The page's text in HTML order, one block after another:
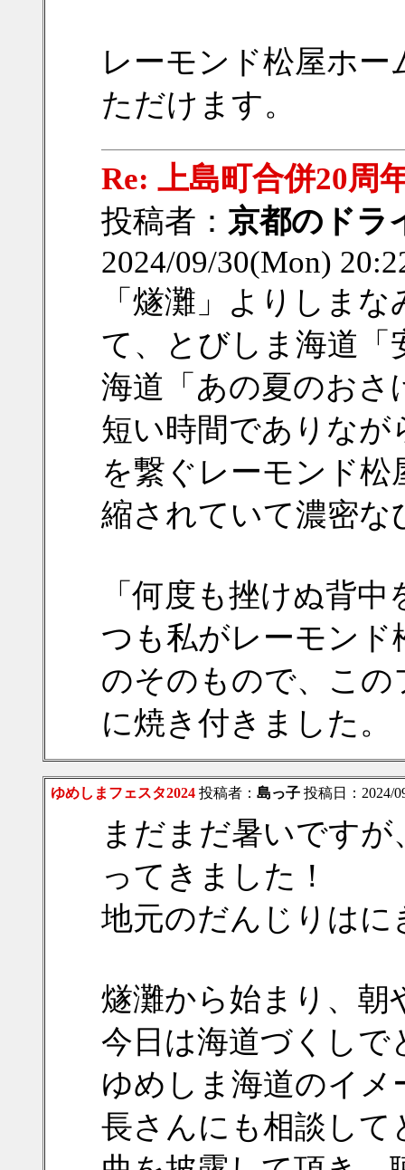
レーモンド松屋ホ
ただけます。
Re: 上島町合併20周
投稿者： 京都のドラ
2024/09/30(Mon)
「燧灘」よりしま
て、とびしま海道「
海道「あの夏のおさ
短い時間でありなが
を繋ぐレーモンド
縮されていて濃密
「何度も挫けぬ背
つも私がレーモン
のそのもので、こ
に焼き付きました。
ゆめしまフェスタ2024 投稿者： 島っ子 投稿日：2024/
まだまだ暑いです
ってきました！
地元のだんじりはに
燧灘から始まり、朝
今日は海道づくしで
ゆめしま海道のイ
長さんにも相談して